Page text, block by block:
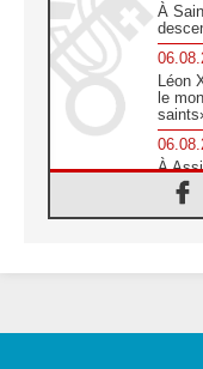
À
Léon
le
À
«les